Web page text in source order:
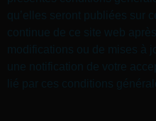
qu’elles seront publiées sur
continue de ce site web
modifications ou de mises à
une notification de votre
lié par ces conditions